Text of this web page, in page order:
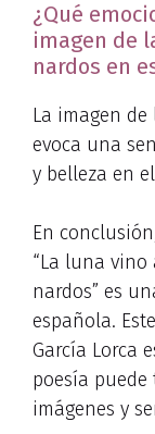
¿Qué
imagen de
nardos en
La imagen
evoca una
y belleza en
En
“La luna
nardos” es
española.
García Lorca
poesía
imágenes y